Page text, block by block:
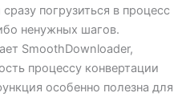
погрузиться в процесс
ненужных шагов.
SmoothDownloader,
процессу конвертации
особенно полезна для